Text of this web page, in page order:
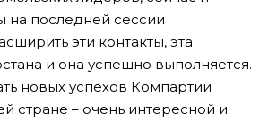
на последней сессии
эти контакты, эта
и она успешно выполняется.
новых успехов Компартии
стране – очень интересной и